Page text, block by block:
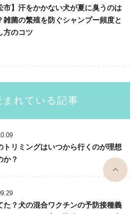
市】汗をかかない犬が夏に臭うのは
雑菌の繁殖を防ぐシャンプー頻度と
方のコツ
まれている記事
トリミングはいつから行くのが理想
か？
た？犬の混合ワクチンの予防接種義
top